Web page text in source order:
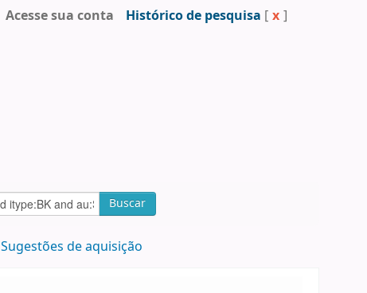
Acesse sua conta Histórico de pesquisa [ x ]
Buscar
Sugestões de aquisição